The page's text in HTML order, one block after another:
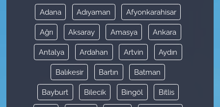
Adana Adıyaman Afyonkarahisar
Ağrı Aksaray Amasya Ankara
Antalya Ardahan Artvin Aydın
Balıkesir Bartın Batman
Bayburt Bilecik Bingöl Bitlis